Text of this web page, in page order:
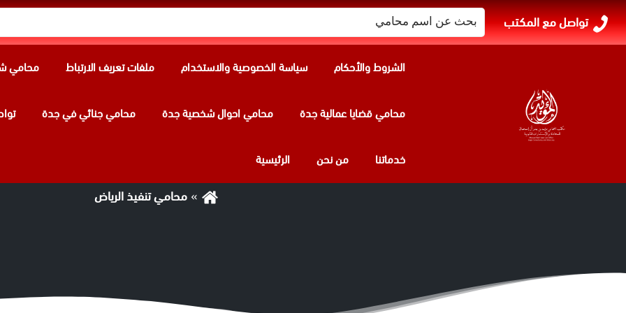
تواصل مع المكتب
البحث
عن:
الشروط والأحكام سياسة الخصوصية والاستخدام ملفات تعريف الارتباط محامي
محامي قضايا عمالية جدة محامي احوال شخصية جدة محامي جنائي في جدة
خدماتنا من نحن الرئيسيةالوسم:
محامي تنفيذ الرياض